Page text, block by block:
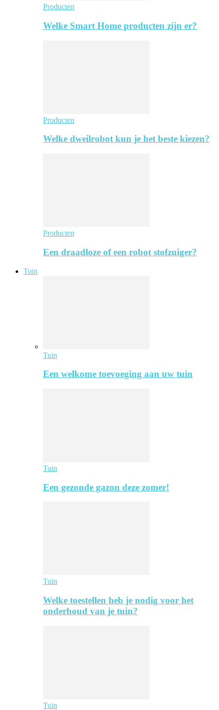
Producten
Welke Smart Home producten zijn er?
Producten
Welke dweilrobot kun je het beste kiezen?
Producten
Een draadloze of een robot stofzuiger?
Tuin
Tuin
Een welkome toevoeging aan uw tuin
Tuin
Een gezonde gazon deze zomer!
Tuin
Welke toestellen heb je nodig voor het
onderhoud van je tuin?
Tuin